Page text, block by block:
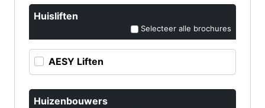
Huisliften
Selecteer alle brochures
AESY Liften
Huizenbouwers